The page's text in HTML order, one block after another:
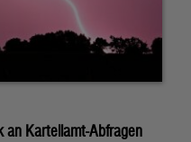
an Kartellamt-Abfragen